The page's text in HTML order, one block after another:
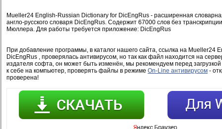
Mueller24 English-Russian Dictionary for DicEngRus - расширенная
англо-русского словаря DicEngRus. Содержит 67000 слов без
Мюллера. Для работы требуется приложение: DicEngRus
При добавление программы, в каталог нашего сайта, ссылка на Mueller24
DicEngRus , проверялась антивирусом, но так как файл находится на
издателя софта, он может быть изменён, мы рекомендуем перед
к себе на компьютер, проверять файлы в режиме On-Line антивирусом -
проверена!